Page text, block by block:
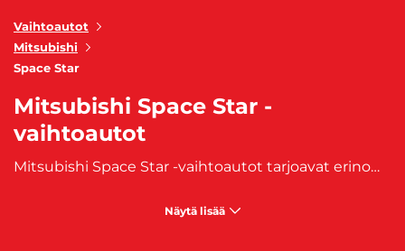
Vaihtoautot
Mitsubishi
Space Star
Mitsubishi Space Star -
vaihtoautot
Mitsubishi Space Star -vaihtoautot tarjoavat erinomaisen yhdistelmän taloudellisuutta, ketteryyttä ja käytännöllisyyttä kompaktissa viistoperämuodossa. Tämä kaupunkiauto on suunniteltu erityisesti kuljettajille, jotka arvostavat pientä auton kokoa, helppoa käsiteltävyyttä ja alhaisia käyttökustannuksia, mutta eivät halua tinkiä mukavuudesta tai käytännöllisyydestä. Mitsubishi Space Star tunnetaan luotettavuudestaan, taloudellisuudestaan ja edullisuudestaan, mikä tekee siitä loistavan valinnan kaupunkiliikenteeseen tai ensiautoksi. Mitsubishi Space Star -vaihtoautot ovat varustettu taloudellisilla ja pienikokoisilla moottoreilla, jotka tarjoavat alhaisen polttoaineenkulutuksen ja vähäiset päästöt. Näiden ominaisuuksien ansiosta Space Star on erittäin kustannustehokas ja ympäristöystävällinen valinta päivittäisiin ajotarpeisiin. Pienen kokonsa ja ketteryytensä ansiosta Space Star on ihanteellinen auto kaupunkiliikenteessä, sillä sen ohjaus on tarkka ja auto on helppo pysäköidä ahtaissa paikoissa.
Näytä lisää